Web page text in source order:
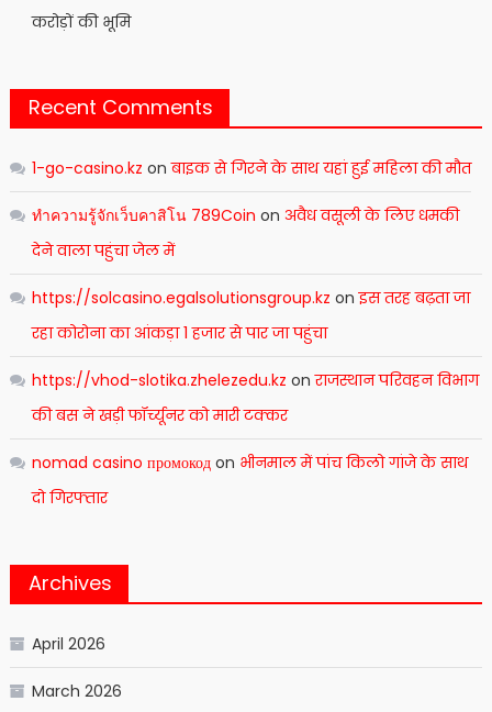
करोड़ों की भूमि
Recent Comments
1-go-casino.kz onबाइक से गिरने के साथ यहां हुई महिला की मौत
ทำความรู้จักเว็บคาสิโน 789Coin on अवैध वसूली के लिए धमकी
देने वाला पहुंचा जेल में
https://solcasino.egalsolutionsgroup.kz onइस तरह बढ़ता जा
रहा कोरोना का आंकड़ा 1 हजार से पार जा पहुंचा
https://vhod-slotika.zhelezedu.kz onराजस्थान परिवहन विभाग
की बस ने खड़ी फॉर्च्यूनर को मारी टक्कर
nomad casino промокодon भीनमाल में पांच किलो गांजे के साथ
दो गिरफ्तार
Archives
April 2026
March 2026